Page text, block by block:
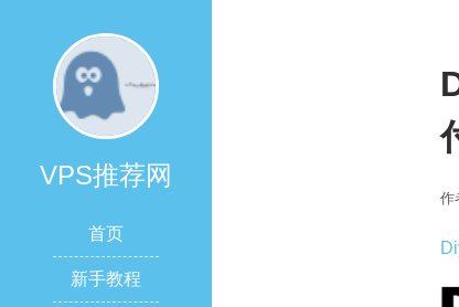
VPS推荐网
首页
新手教程
作